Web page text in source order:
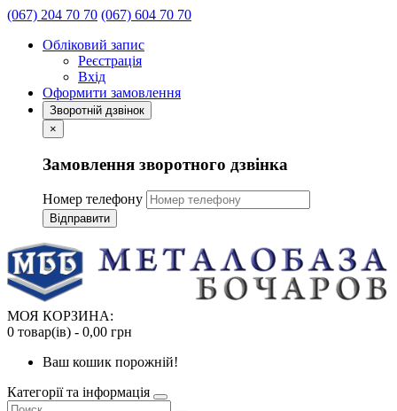
(067) 204 70 70 (067) 604 70 70
Обліковий запис
Реєстрація
Вхід
Оформити замовлення
Зворотній дзвінок
×
Замовлення зворотного дзвінка
Номер телефону
Відправити
МОЯ КОРЗИНА:
0 товар(ів) - 0,00 грн
Ваш кошик порожній!
Категорії та інформація